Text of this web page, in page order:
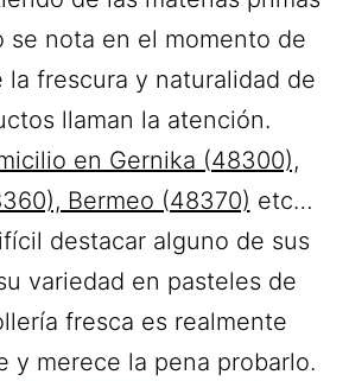
se nota en el momento de
la frescura y naturalidad de
llaman la atención.
en Gernika (48300),
Bermeo (48370) etc…
destacar alguno de sus
variedad en pasteles de
fresca es realmente
y merece la pena probarlo.